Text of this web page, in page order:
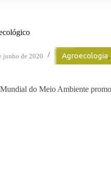
junho de 2020 Agroecologia,
do Meio Ambiente